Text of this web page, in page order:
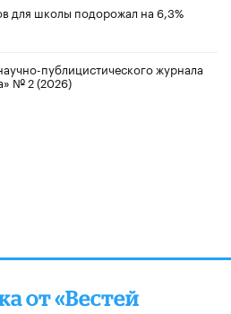
для школы подорожал на 6,3%
публицистического журнала
№ 2 (2026)
от «Вестей